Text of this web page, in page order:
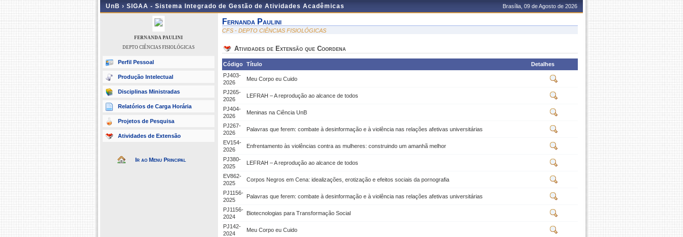
UnB › SIGAA - Sistema Integrado de Gestão de Atividades Acadêmicas Brasília, 09 de Agosto de 2026
FERNANDA PAULINI
DEPTO CIÊNCIAS FISIOLÓGICAS
Perfil Pessoal
Produção Intelectual
Disciplinas Ministradas
Relatórios de Carga Horária
Projetos de Pesquisa
Atividades de Extensão
Ir ao Menu Principal
Fernanda Paulini
CFS - DEPTO CIÊNCIAS FISIOLÓGICAS
Atividades de Extensão que Coordena
Código Título
Detalhes
PJ403-
2026
Meu Corpo eu Cuido
PJ265-
2026
LEFRAH – A reprodução ao alcance de todos
PJ404-
2026
Meninas na Ciência UnB
PJ267-
2026
Palavras que ferem: combate à desinformação e à violência nas relações afetivas universitárias
EV154-
2026
Enfrentamento às violências contra as mulheres: construindo um amanhã melhor
PJ380-
2025
LEFRAH – A reprodução ao alcance de todos
EV862-
2025
Corpos Negros em Cena: idealizações, erotização e efeitos sociais da pornografia
PJ1156-
2025
Palavras que ferem: combate à desinformação e à violência nas relações afetivas universitárias
PJ1156-
2024
Biotecnologias para Transformação Social
PJ142-
2024
Meu Corpo eu Cuido